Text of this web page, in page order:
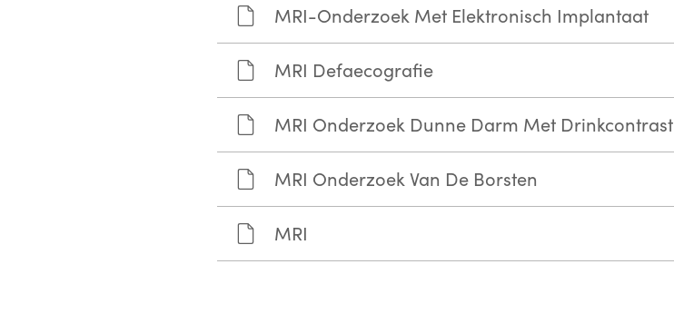
MRI-Onderzoek Met Elektronisch Implantaat
MRI Defaecografie
MRI Onderzoek Dunne Darm Met Drinkcontrast
MRI Onderzoek Van De Borsten
MRI